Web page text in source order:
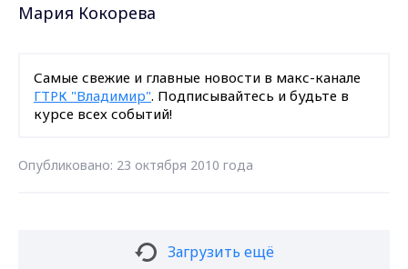
Мария Кокорева
Самые свежие и главные новости в макс-канале
ГТРК "Владимир". Подписывайтесь и будьте в
курсе всех событий!
Опубликовано: 23 октября 2010 года
Загрузить ещё